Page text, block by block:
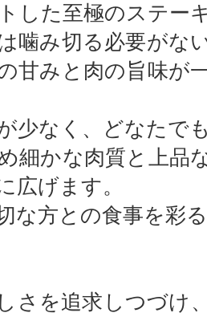
した至極のステー
噛み切る必要がな
甘みと肉の旨味が
少なく、どなたで
細かな肉質と上品
広げます。
な方との食事を彩
さを追求しつづけ